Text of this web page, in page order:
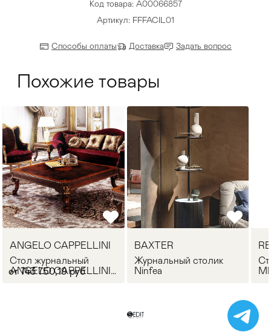
Код товара: A00066857
Артикул: FFFACIL01
Способы оплаты Доставка Задать вопрос
Похожие товары
ANGELO CAPPELLINI
Стол журнальный
ANGELO CAPPELLINI
от 743 750,19 руб
BAXTER
Журнальный столик
Ninfea